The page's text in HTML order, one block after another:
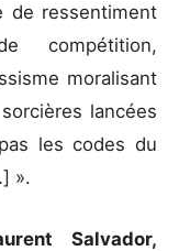
de ressentiment
compétition,
moralisant
lancées
les codes du
».
Salvador,